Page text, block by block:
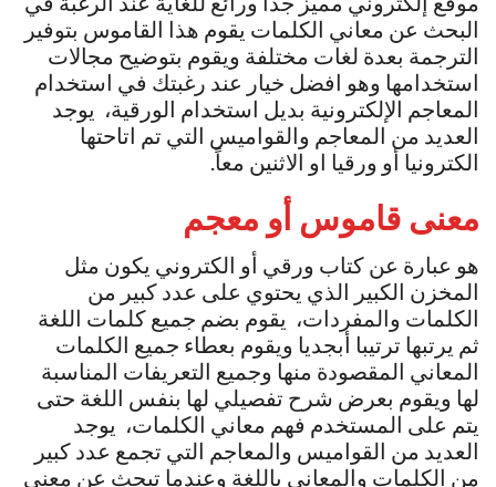
البحث عن معاني الكلمات يقوم هذا القاموس بتوفير
الترجمة بعدة لغات مختلفة ويقوم بتوضيح مجالات
استخدامها وهو افضل خيار عند رغبتك في استخدام
المعاجم الإلكترونية بديل استخدام الورقية، يوجد
العديد من المعاجم والقواميس التي تم اتاحتها
الكترونيا أو ورقيا او الاثنين معاً.
معنى قاموس أو معجم
هو عبارة عن كتاب ورقي أو الكتروني يكون مثل
المخزن الكبير الذي يحتوي على عدد كبير من
الكلمات والمفردات، يقوم بضم جميع كلمات اللغة
ثم يرتبها ترتيبا أبجديا ويقوم بعطاء جميع الكلمات
المعاني المقصودة منها وجميع التعريفات المناسبة
لها ويقوم بعرض شرح تفصيلي لها بنفس اللغة حتى
يتم على المستخدم فهم معاني الكلمات، يوجد
العديد من القواميس والمعاجم التي تجمع عدد كبير
من الكلمات والمعاني باللغة وعندما تبحث عن معنى